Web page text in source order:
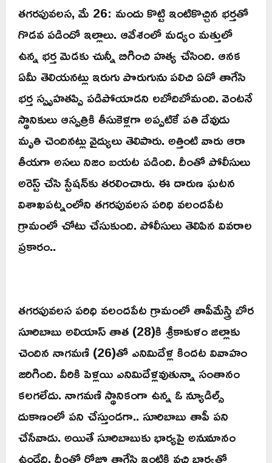
తగరపువలస, మే 26: మందు కొట్టి ఇంటికొచ్చిన భర్తతో
గొడవ పడిందో ఇల్లాలు. ఆవేశంలో మద్యం మత్తులో
ఉన్న భర్త మెడకు చున్నీ బిగించి హత్య చేసింది. ఆనక
ఏమీ తెలియనట్లు ఇరుగు పొరుగును పలిచి ఏదో తాగేసి
భర్త స్పృహతప్పి పడిపోయాడని లబోదిబోమంది. వెంటనే
స్థానికులు ఆస్పత్రికి తీసుకెళ్లగా అప్పటికే పతి దేవుడు
మృతి చెందినట్లు వైద్యులు తెలిపారు. అత్తింటి వారు ఆరా
తీయగా అసలు నిజం బయట పడింది. దీంతో పోలీసులు
అరెస్ట్‌ చేసి స్టేషన్‌కు తరలించారు. ఈ దారుణ ఘటన
విశాఖపట్నంలోని తగరపువలస పరిధి వలందపేట
గ్రామంలో చోటు చేసుకుంది. పోలీసులు తెలిపిన వివరాల
ప్రకారం..
తగరపువలస పరిధి వలందపేట గ్రామంలో తాపీమేస్త్రి బోర
సూరిబాబు అలియాస్‌ తాత (28)కి శ్రీకాకుళం జిల్లాకు
చెందిన నాగమణి (26)తో ఎనిమిదేళ్ల కిందట వివాహం
జరిగింది. వీరికి పెళ్లయి ఎనిమిదేళ్లవుతున్నా సంతానం
కలగలేదు. నాగమణి స్థానికంగా ఉన్న ఓ న్యూడిల్స్‌
దుకాణంలో పని చేస్తుండగా.. సూరిబాబు తాపీ పని
చేసేవాడు. అయితే సూరిబాబుకు భార్యపై అనుమానం